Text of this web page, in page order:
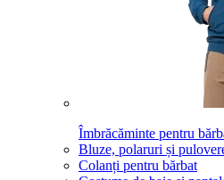
Îmbrăcăminte pentru
Bluze, polaruri și
Colanți pentru bărbat